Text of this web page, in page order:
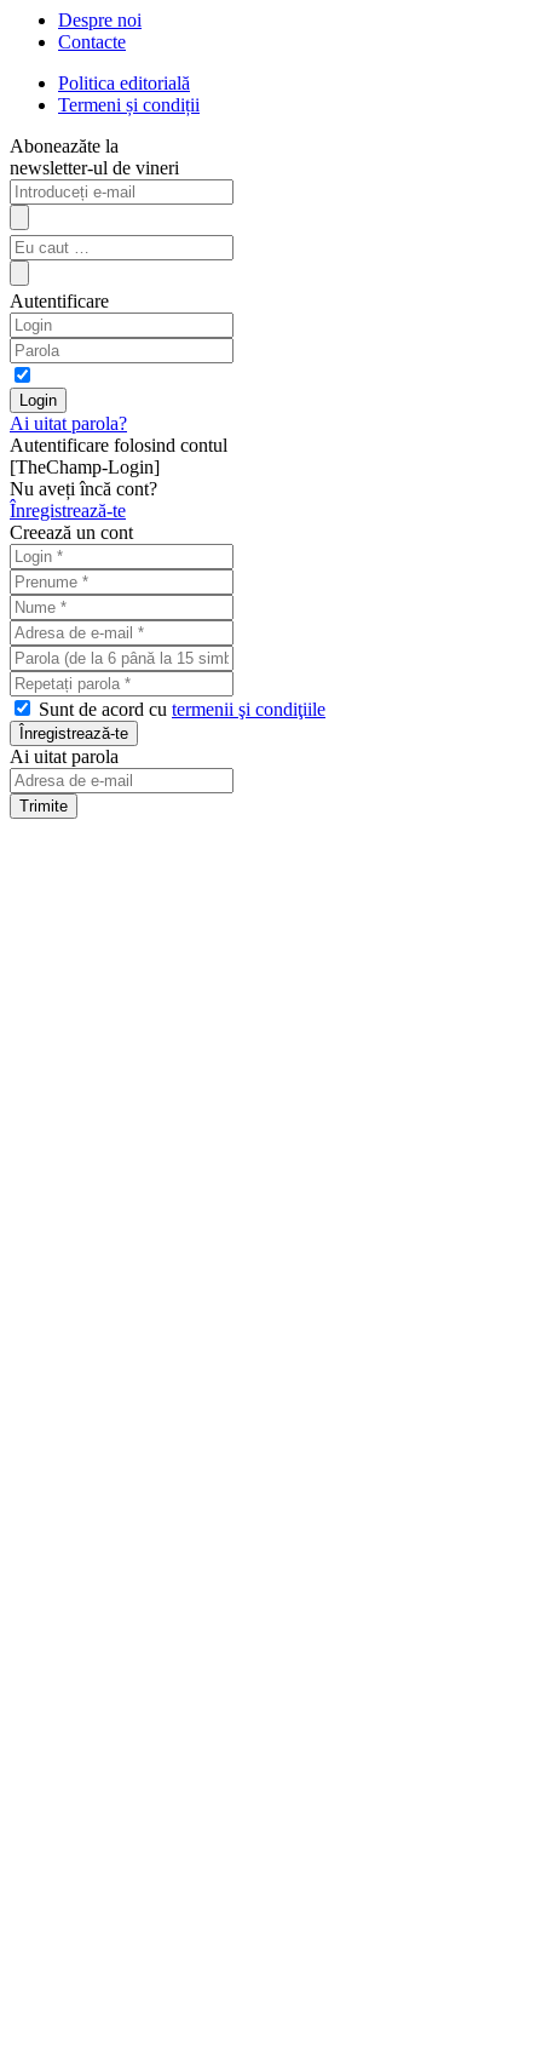
Despre noi
Contacte
Politica editorială
Termeni și condiții
Aboneazăte la
newsletter-ul de vineri
Autentificare
Ai uitat parola?
Autentificare folosind contul
[TheChamp-Login]
Nu aveți încă cont?
Înregistrează-te
Creează un cont
Sunt de acord cu termenii şi condiţiile
Ai uitat parola